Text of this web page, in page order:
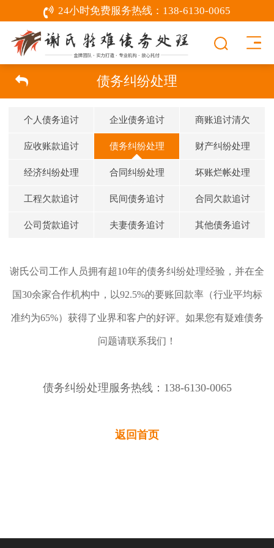
24小时免费服务热线： 138-6130-0065
债务纠纷处理
个人债务追讨 企业债务追讨 商账追讨清欠
应收账款追讨 债务纠纷处理 财产纠纷处理
经济纠纷处理 合同纠纷处理 坏账烂帐处理
工程欠款追讨 民间债务追讨 合同欠款追讨
公司货款追讨 夫妻债务追讨 其他债务追讨
谢氏公司工作人员拥有超10年的债务纠纷处理经验，并在全
国30余家合作机构中，以92.5%的要账回款率（行业平均标
准约为65%）获得了业界和客户的好评。如果您有疑难债务
问题请联系我们！
债务纠纷处理服务热线：138-6130-0065
返回首页